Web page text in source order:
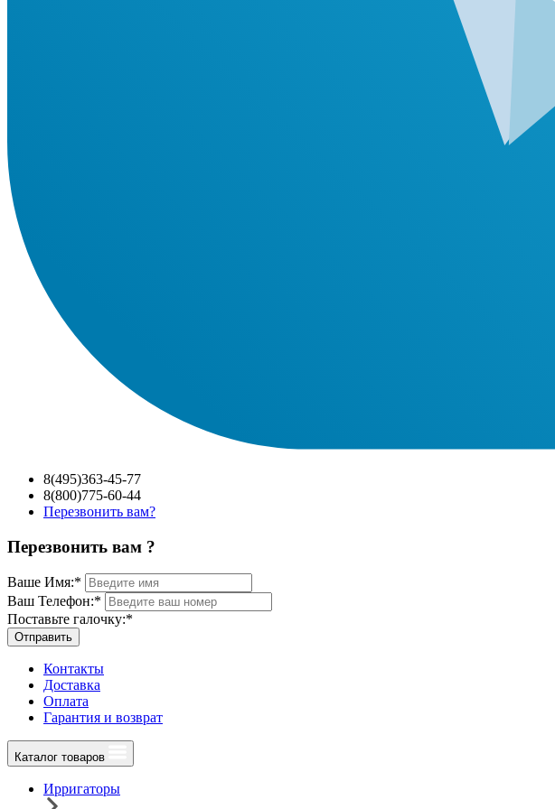
8(495)363-45-77
8(800)775-60-44
Перезвонить вам?
Перезвонить вам ?
Ваше Имя:*
Ваш Телефон:*
Поставьте галочку:*
Отправить
Контакты
Доставка
Оплата
Гарантия и возврат
Каталог товаров
Ирригаторы